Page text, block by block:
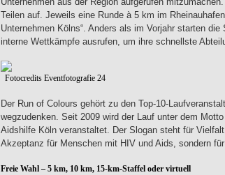
Teilen auf. Jeweils eine Runde à 5 km im
Unternehmen Kölns“. Anders als im Vorjahr starten
interne Wettkämpfe ausrufen, um ihre schnellste
Fotocredits Eventfotografie 24
Der Run of Colours gehört zu den Top-10-
wegzudenken. Seit 2009 wird der Lauf unter dem
Aidshilfe Köln veranstaltet. Der Slogan steht für
Akzeptanz für Menschen mit HIV und Aids, sondern
Freie Wahl – 5 km, 10 km, 15-km-Staffel oder virtuell